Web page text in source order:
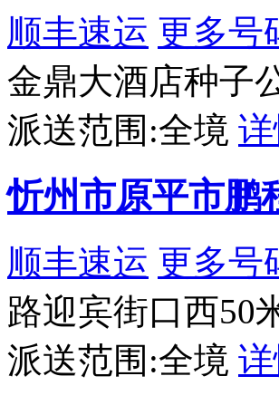
顺丰速运 更多号
金鼎大酒店种子
派送范围:全境
忻州市原平市鹏
顺丰速运 更多号
路迎宾街口西50
派送范围:全境